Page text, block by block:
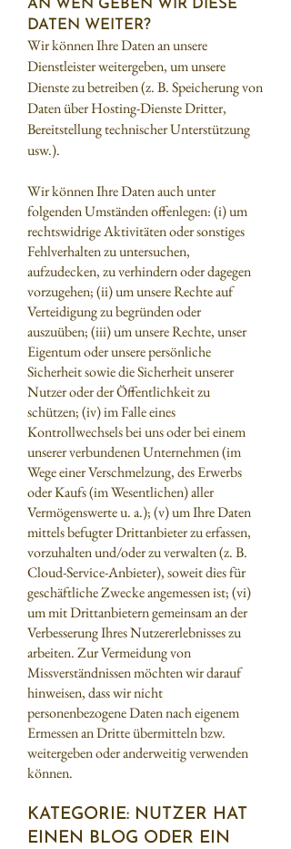
AN WEN GEBEN WIR DIESE
DATEN WEITER?
Wir können Ihre Daten an unsere
Dienstleister weitergeben, um unsere
Dienste zu betreiben (z. B. Speicherung von
Daten über Hosting-Dienste Dritter,
Bereitstellung technischer Unterstützung
usw.).
Wir können Ihre Daten auch unter
folgenden Umständen offenlegen: (i) um
rechtswidrige Aktivitäten oder sonstiges
Fehlverhalten zu untersuchen,
aufzudecken, zu verhindern oder dagegen
vorzugehen; (ii) um unsere Rechte auf
Verteidigung zu begründen oder
auszuüben; (iii) um unsere Rechte, unser
Eigentum oder unsere persönliche
Sicherheit sowie die Sicherheit unserer
Nutzer oder der Öffentlichkeit zu
schützen; (iv) im Falle eines
Kontrollwechsels bei uns oder bei einem
unserer verbundenen Unternehmen (im
Wege einer Verschmelzung, des Erwerbs
oder Kaufs (im Wesentlichen) aller
Vermögenswerte u. a.); (v) um Ihre Daten
mittels befugter Drittanbieter zu erfassen,
vorzuhalten und/oder zu verwalten (z. B.
Cloud-Service-Anbieter), soweit dies für
geschäftliche Zwecke angemessen ist; (vi)
um mit Drittanbietern gemeinsam an der
Verbesserung Ihres Nutzererlebnisses zu
arbeiten. Zur Vermeidung von
Missverständnissen möchten wir darauf
hinweisen, dass wir nicht
personenbezogene Daten nach eigenem
Ermessen an Dritte übermitteln bzw.
weitergeben oder anderweitig verwenden
können.
KATEGORIE: NUTZER HAT
EINEN BLOG ODER EIN